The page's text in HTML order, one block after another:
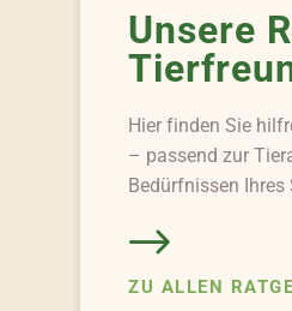
Unsere
Hier finden Sie
– passend zur
Bedürfnissen
ZU ALLEN